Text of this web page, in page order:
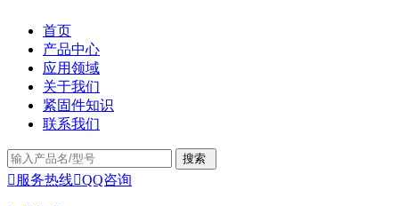
首页
产品中心
应用领域
关于我们
紧固件知识
联系我们
 服务热线QQ咨询